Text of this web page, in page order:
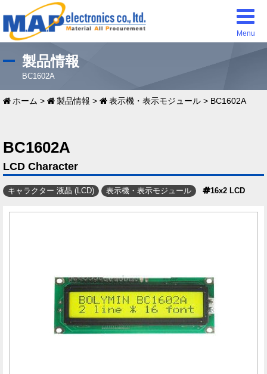
Menu
製品情報
BC1602A
ホーム > 製品情報 > 表示機・表示モジュール > BC1602A
BC1602A
LCD Character
キャラクター 液晶 (LCD) 表示機・表示モジュール 16x2 LCD